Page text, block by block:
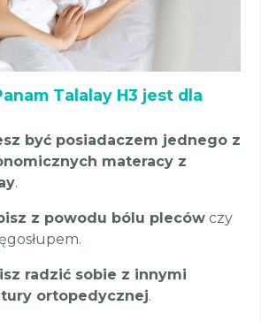
Talalay H3 jest dla
być posiadaczem jednego z
materacy z
.
z powodu bólu pleców czy
radzić sobie z innymi
ortopedycznej.